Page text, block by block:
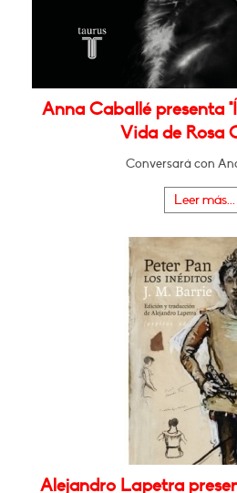
Anna Caballé presenta
Vida de Rosa
Conversará con
Leer más...
Alejandro Lapetra